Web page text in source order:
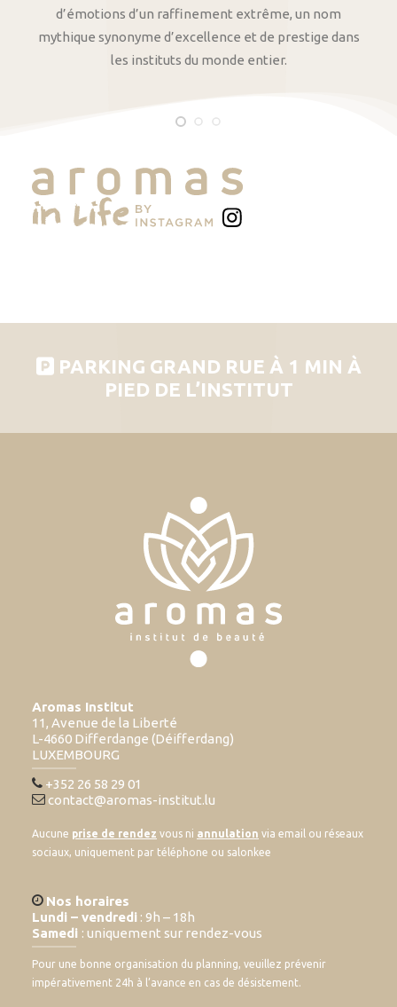
d’émotions d’un raffinement extrême, un nom
mythique synonyme d’excellence et de prestige dans
les instituts du monde entier.
PARKING GRAND RUE À 1 MIN À
PIED DE L’INSTITUT
Aromas Institut
11, Avenue de la Liberté
L-4660 Differdange (Déifferdang)
LUXEMBOURG
+352 26 58 29 01
contact@aromas-institut.lu
Aucune prise de rendez vous ni annulation via email ou réseaux
sociaux, uniquement par téléphone ou salonkee
Nos horaires
Lundi – vendredi : 9h – 18h
Samedi : uniquement sur rendez-vous
Pour une bonne organisation du planning, veuillez prévenir
impérativement 24h à l’avance en cas de désistement.